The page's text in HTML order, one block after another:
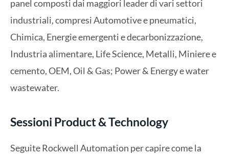
panel composti dai maggiori leader di vari settori
industriali, compresi Automotive e pneumatici,
Chimica, Energie emergenti e decarbonizzazione,
Industria alimentare, Life Science, Metalli, Miniere e
cemento, OEM, Oil & Gas; Power & Energy e water
wastewater.
Sessioni Product & Technology
Seguite Rockwell Automation per capire come la